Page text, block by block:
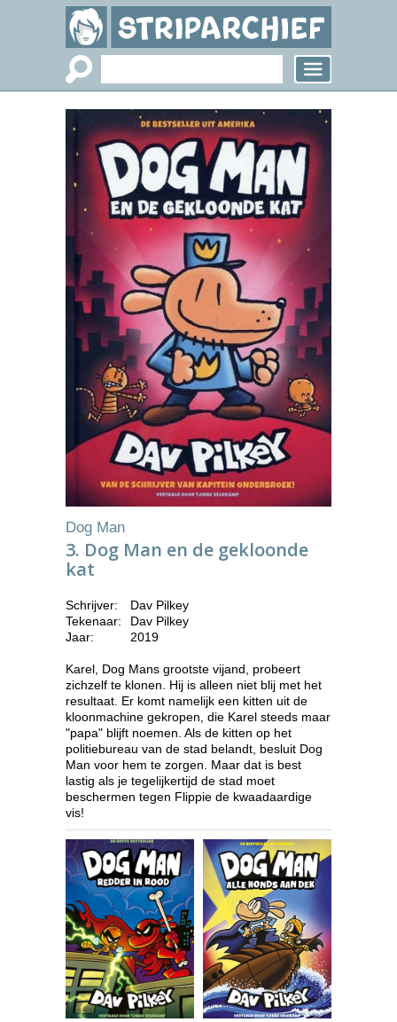
Dog Man
3. Dog Man en de gekloonde
kat
Schrijver:
Dav Pilkey
Tekenaar:
Dav Pilkey
Jaar:
2019
Karel, Dog Mans grootste vijand, probeert
zichzelf te klonen. Hij is alleen niet blij met het
resultaat. Er komt namelijk een kitten uit de
kloonmachine gekropen, die Karel steeds maar
"papa" blijft noemen. Als de kitten op het
politiebureau van de stad belandt, besluit Dog
Man voor hem te zorgen. Maar dat is best
lastig als je tegelijkertijd de stad moet
beschermen tegen Flippie de kwaadaardige
vis!